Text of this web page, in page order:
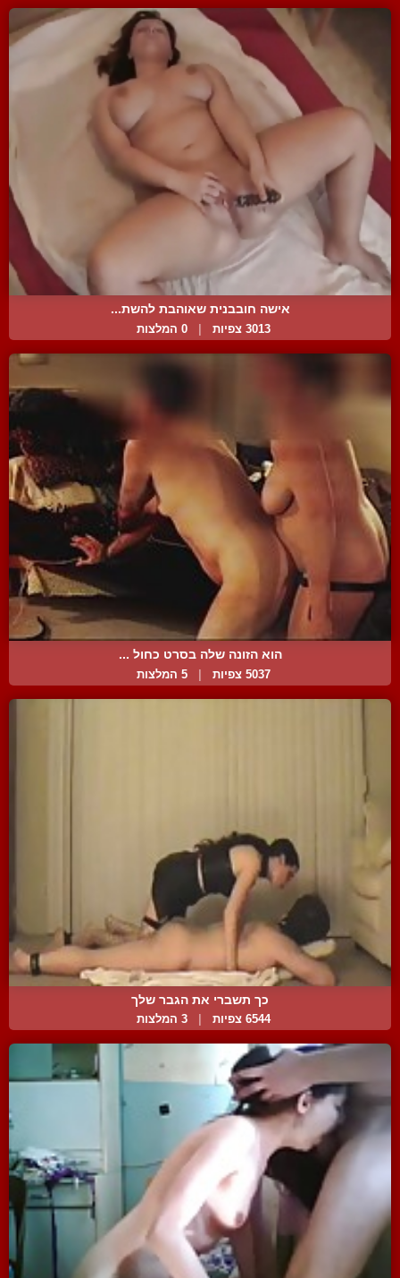
אישה חובבנית שאוהבת להשת...
3013 צפיות 0 המלצות
הוא הזונה שלה בסרט כחול ...
5037 צפיות | 5 המלצות
כך תשברי את הגבר שלך
6544 צפיות 3 המלצות